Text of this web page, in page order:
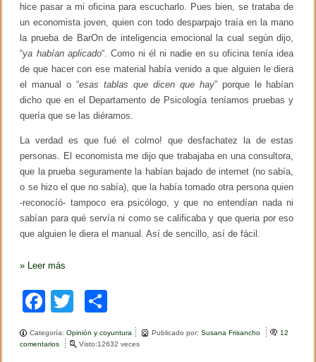
hice pasar a mi oficina para escucharlo. Pues bien, se trataba de
un economista joven, quien con todo desparpajo traía en la mano
la prueba de BarOn de inteligencia emocional la cual según dijo,
“ya habían aplicado“. Como ni él ni nadie en su oficina tenía idea
de que hacer con ese material había venido a que alguien le diera
el manual o “esas tablas que dicen que hay” porque le habían
dicho que en el Departamento de Psicología teníamos pruebas y
quería que se las diéramos.
La verdad es que fué el colmo! que desfachatez la de estas
personas. El economista me dijo que trabajaba en una consultora,
que la prueba seguramente la habían bajado de internet (no sabía,
o se hizo el que no sabía), que la había tomado otra persona quien
-reconocíó- tampoco era psicólogo, y que no entendían nada ni
sabían para qué servía ni como se calificaba y que queria por eso
que alguien le diera el manual. Así de sencillo, así de fácil.
» Leer más
F
a
c
wi
tt
m
Categoría:Opinión y coyuntura Publicado por:Susana Frisancho
12
comentarios
Visto:12632 veces